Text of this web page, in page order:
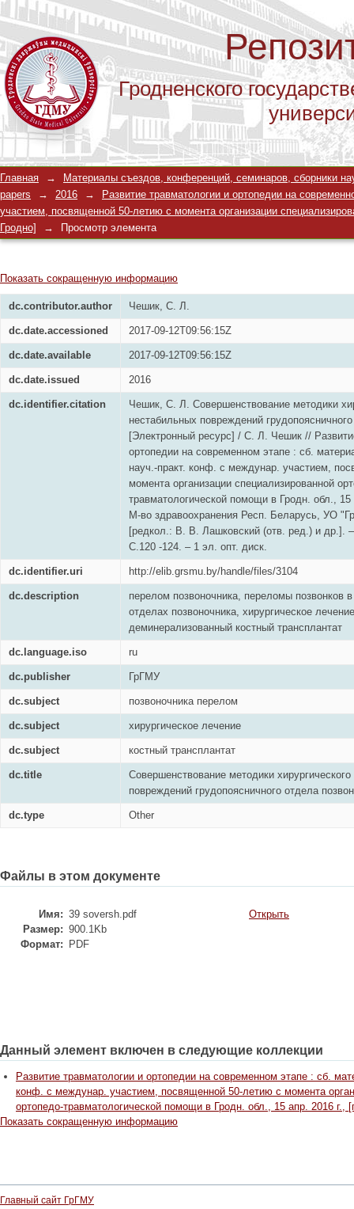
Гродненского
Совершенствование методики
повреждений грудопоясничного
Главная →
Материалы съездов, конференций, семинаров, сборники
papers
→ 2016 →
Развитие травматологии и ортопедии на
участием, посвященной 50-летию с момента организации
Гродно]
→ Просмотр элемента
Показать сокращенную информацию
dc.contributor.author Чешик, С. Л.
dc.date.accessioned 2017-09-12T09:56:15Z
dc.date.available 2017-09-12T09:56:15Z
dc.date.issued 2016
dc.identifier.citation
Чешик, С. Л. Совершенствование методики
нестабильных повреждений
[Электронный ресурс] / С. Л. Чешик //
ортопедии на современном этапе : сб.
науч.-практ. конф. с междунар. участием,
момента организации специализированной
травматологической помощи в Гродн. обл., 15
М-во здравоохранения Респ. Беларусь, УО
[редкол.: В. В. Лашковский (отв. ред.) и др.].
С.120 -124. – 1 эл. опт. диск.
dc.identifier.uri http://elib.grsmu.by/handle/files/3104
dc.description
перелом позвоночника, переломы позвонков
отделах позвоночника, хирургическое
деминерализованный костный трансплантат
dc.language.iso ru
dc.publisher ГрГМУ
dc.subject позвоночника перелом
dc.subject хирургическое лечение
dc.subject костный трансплантат
dc.title
Совершенствование методики
повреждений грудопоясничного отдела
dc.type Other
Файлы в этом документе
Имя: 39 soversh.pdf
Размер: 900.1Kb
Формат:
PDF
Открыть
Данный элемент включен в следующие коллекции
Развитие травматологии и ортопедии на современном этапе : сб.
конф. с междунар. участием, посвященной 50-летию с момента
ортопедо-травматологической помощи в Гродн. обл., 15 апр. 2016 г.,
Показать сокращенную информацию
Главный сайт ГрГМУ